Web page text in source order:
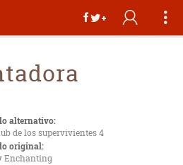
alternativo:
de los supervivientes 4
original:
Enchanting